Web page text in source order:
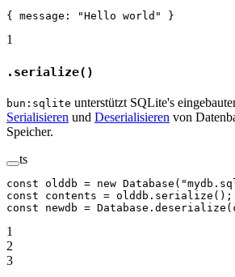
{ message: "Hello world" }
1
.serialize()
bun:sqlite unterstützt SQLite's
Serialisieren und Deserialisieren von
Speicher.
ts
const olddb = new Database (
const contents = olddb. serialize ();
const newdb = Database. deserialize
1
2
3